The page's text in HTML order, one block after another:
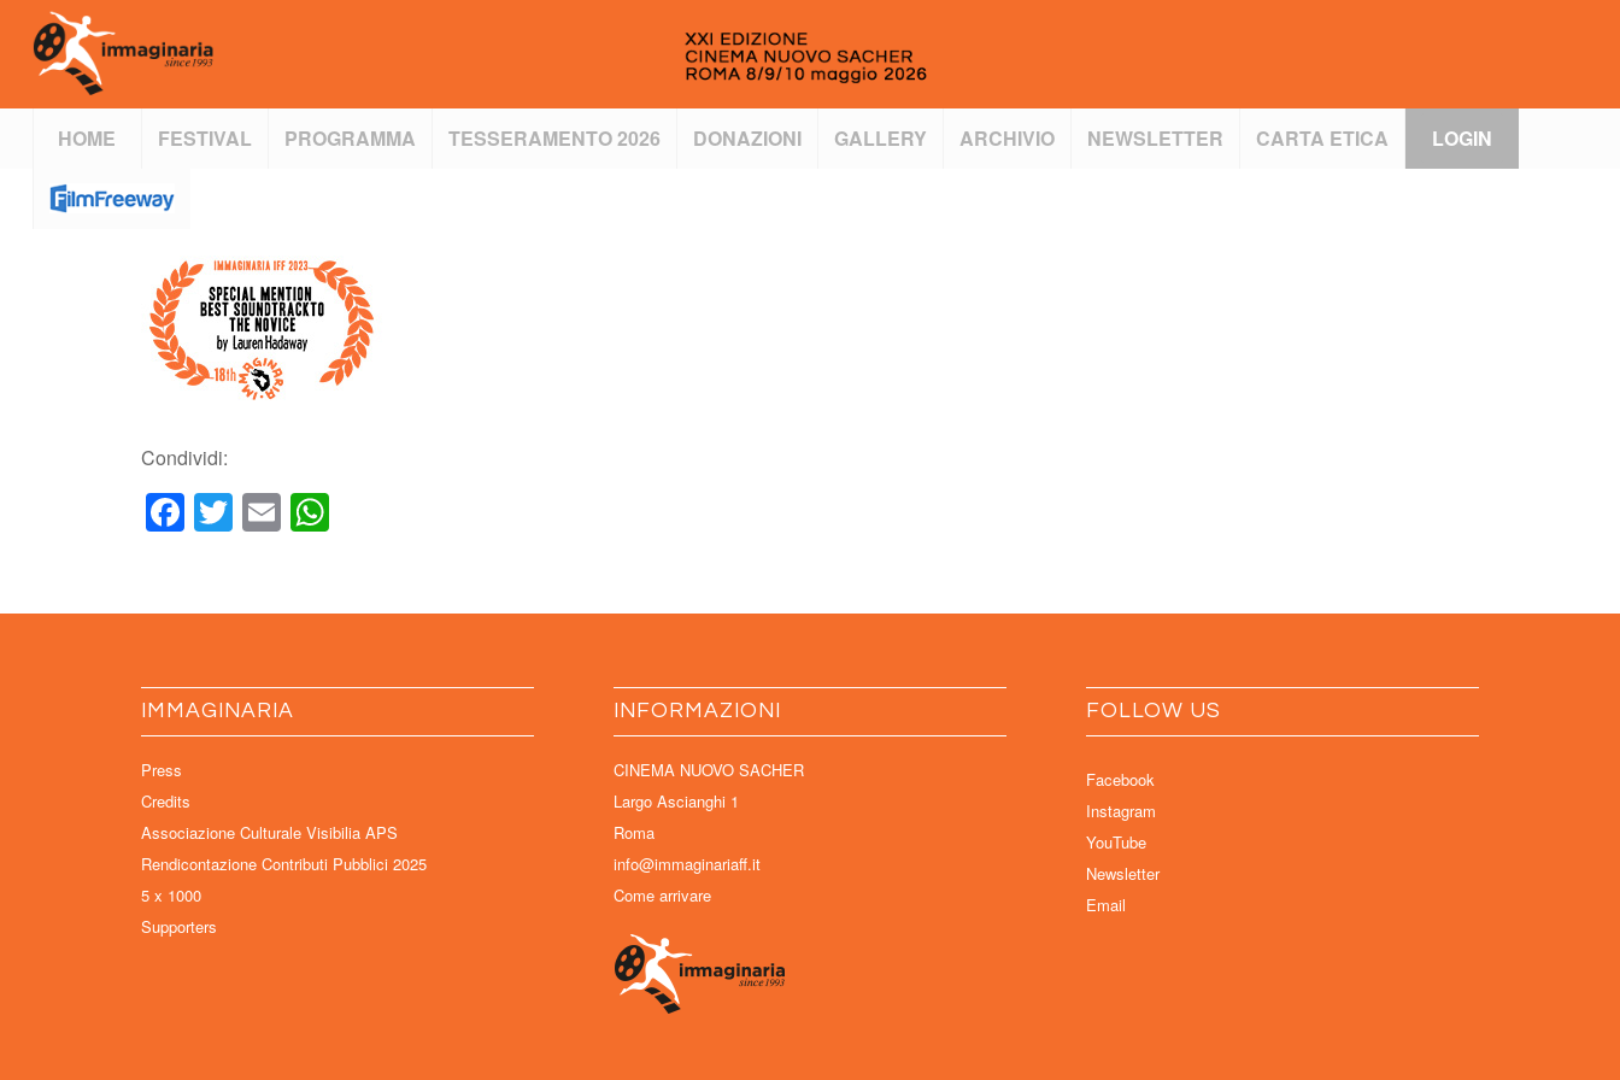
HOME FESTIVAL PROGRAMMA TESSERAMENTO 2026 DONAZIONI GALLERY ARCHIVIO NEWSLETTER CARTA ETICA LOGIN
Condividi:
Facebook
Twitter
Email
IMMAGINARIA
Press
Credits
Associazione Culturale Visibilia APS
Rendicontazione Contributi Pubblici 2025
5 x 1000
Supporters
INFORMAZIONI
CINEMA NUOVO SACHER
Largo Ascianghi 1
Roma
info@immaginariaff.it
Come arrivare
FOLLOW US
Facebook
Instagram
YouTube
Newsletter
Email